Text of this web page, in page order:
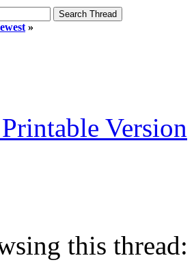
»
Version
this